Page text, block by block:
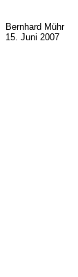
Bernhard Mühr
15. Juni 2007